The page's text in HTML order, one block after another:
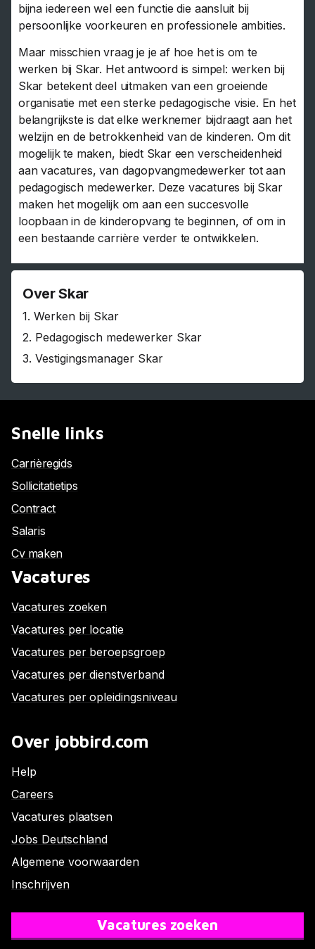
Over Skar
1. Werken bij Skar
2. Pedagogisch medewerker Skar
3. Vestigingsmanager Skar
bijna iedereen wel een functie die aansluit bij
persoonlijke voorkeuren en professionele ambities.
Maar misschien vraag je je af hoe het is om te
werken bij Skar. Het antwoord is simpel: werken bij
Skar betekent deel uitmaken van een groeiende
organisatie met een sterke pedagogische visie. En het
belangrijkste is dat elke werknemer bijdraagt aan het
welzijn en de betrokkenheid van de kinderen. Om dit
mogelijk te maken, biedt Skar een verscheidenheid
aan vacatures, van dagopvangmedewerker tot aan
pedagogisch medewerker. Deze vacatures bij Skar
maken het mogelijk om aan een succesvolle
loopbaan in de kinderopvang te beginnen, of om in
een bestaande carrière verder te ontwikkelen.
Snelle links
Carrièregids
Sollicitatietips
Contract
Salaris
Cv maken
Vacatures
Vacatures zoeken
Vacatures per locatie
Vacatures per beroepsgroep
Vacatures per dienstverband
Vacatures per opleidingsniveau
Over jobbird.com
Help
Careers
Vacatures plaatsen
Jobs Deutschland
Algemene voorwaarden
Inschrijven
Vacatures zoeken